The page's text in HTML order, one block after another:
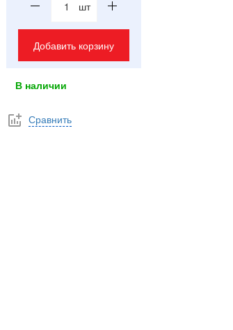
шт
Добавить корзину
В наличии
Сравнить